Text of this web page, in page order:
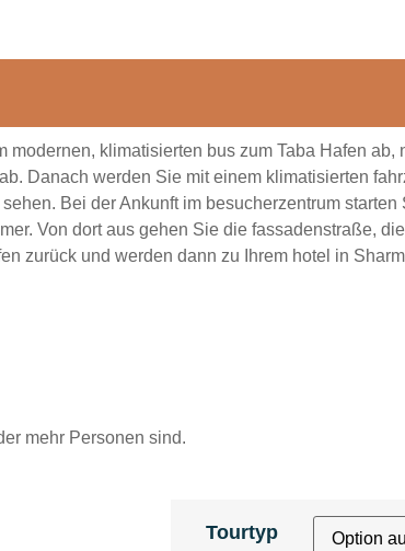
klimatisierten bus zum Taba Hafen
Danach werden Sie mit einem klimatisierten
Bei der Ankunft im besucherzentrum
Von dort aus gehen Sie die fassadenstraße,
zurück und werden dann zu Ihrem hotel in
mehr Personen sind.
Tourtyp